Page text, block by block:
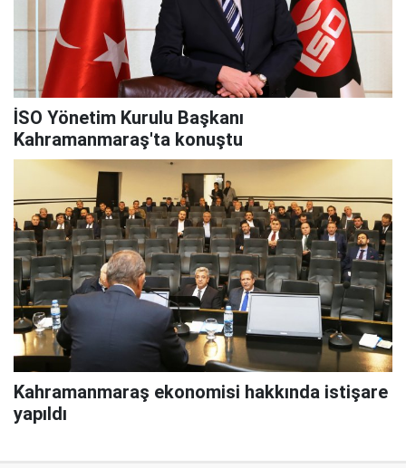
İSO Yönetim Kurulu Başkanı
Kahramanmaraş'ta konuştu
Kahramanmaraş ekonomisi hakkında istişare
yapıldı